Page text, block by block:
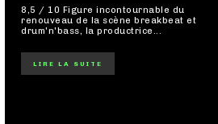
8,5 / 10 Figure incontournable du
renouveau de la scène breakbeat et
drum'n'bass, la productrice...
LIRE LA SUITE